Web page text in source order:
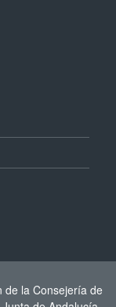
de la Consejería de